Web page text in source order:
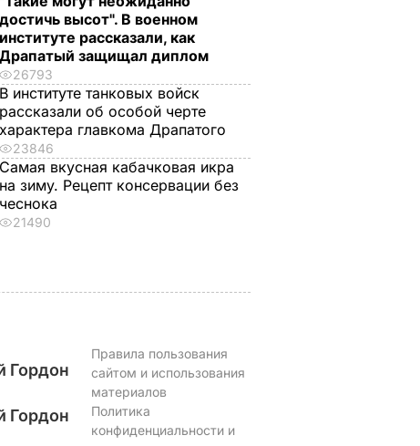
в
теперь
срезайте цветы
бархатцев, чтобы
они дали новые
бутоны
6 августа, 13.41БУЛЬВАР
достичь высот". В военном
институте рассказали, как
Драпатый защищал диплом
26793
В институте танковых войск
рассказали об особой черте
характера главкома Драпатого
23846
Самая вкусная кабачковая икра
на зиму. Рецепт консервации без
чеснока
21490
Гордон
Гордон
Правила пользования
сайтом и использования
материалов
Политика
конфиденциальности и